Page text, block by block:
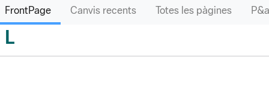
FrontPage Canvis recents Totes les pàgines
L